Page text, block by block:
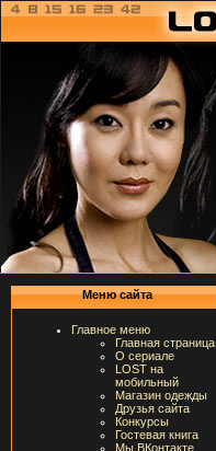
Меню сайта
Главное меню
Главная страница
О сериале
LOST на
мобильный
Магазин одежды
Друзья сайта
Конкурсы
Гостевая книга
Мы ВКонтакте